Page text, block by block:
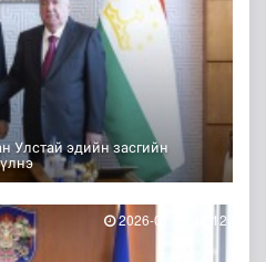
Улстай эдийн засгийн
2026-07-21 14:12